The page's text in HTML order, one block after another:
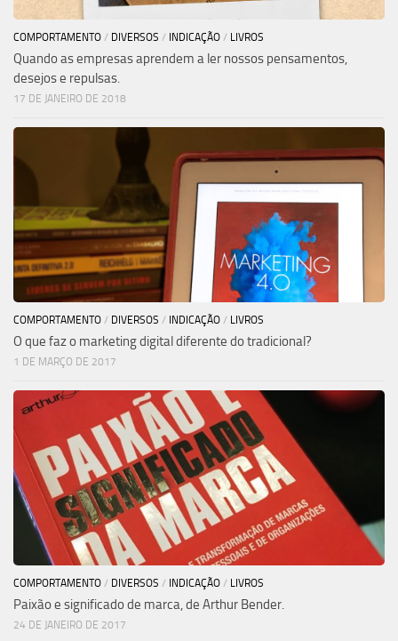
COMPORTAMENTO / DIVERSOS / INDICAÇÃO / LIVROS
Quando as empresas aprendem a ler nossos pensamentos,
desejos e repulsas.
17 DE JANEIRO DE 2018
COMPORTAMENTO / DIVERSOS / INDICAÇÃO / LIVROS
O que faz o marketing digital diferente do tradicional?
1 DE MARÇO DE 2017
COMPORTAMENTO / DIVERSOS / INDICAÇÃO / LIVROS
Paixão e significado de marca, de Arthur Bender.
24 DE JANEIRO DE 2017